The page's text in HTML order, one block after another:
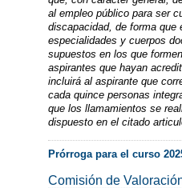
al empleo público para ser
discapacidad, de forma que
especialidades y cuerpos
supuestos en los que
aspirantes que hayan
incluirá al aspirante que
cada quince personas
que los llamamientos se
dispuesto en el citado
Prórroga para el curso
Comisión de